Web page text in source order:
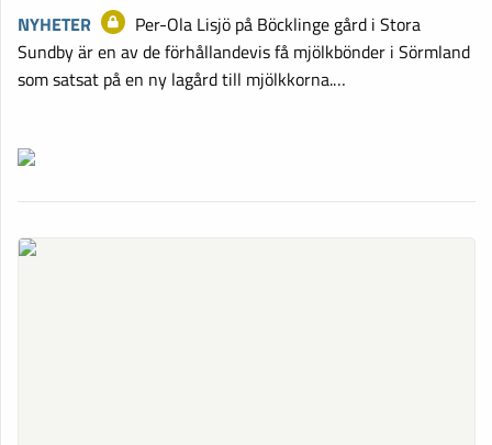
NYHETER
Per-Ola Lisjö på Böcklinge gård i Stora
Sundby är en av de förhållandevis få mjölkbönder i Sörmland
som satsat på en ny lagård till mjölkkorna.…